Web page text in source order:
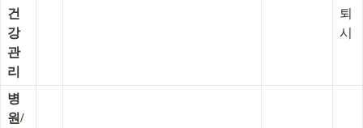
건
강
관
리
퇴
시
병
원/